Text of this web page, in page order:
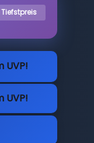
UVP!
UVP!